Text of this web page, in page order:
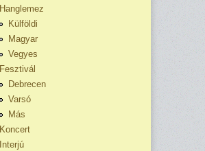
Hanglemez
Külföldi
Magyar
Vegyes
Fesztivál
Debrecen
Varsó
Más
Koncert
Interjú